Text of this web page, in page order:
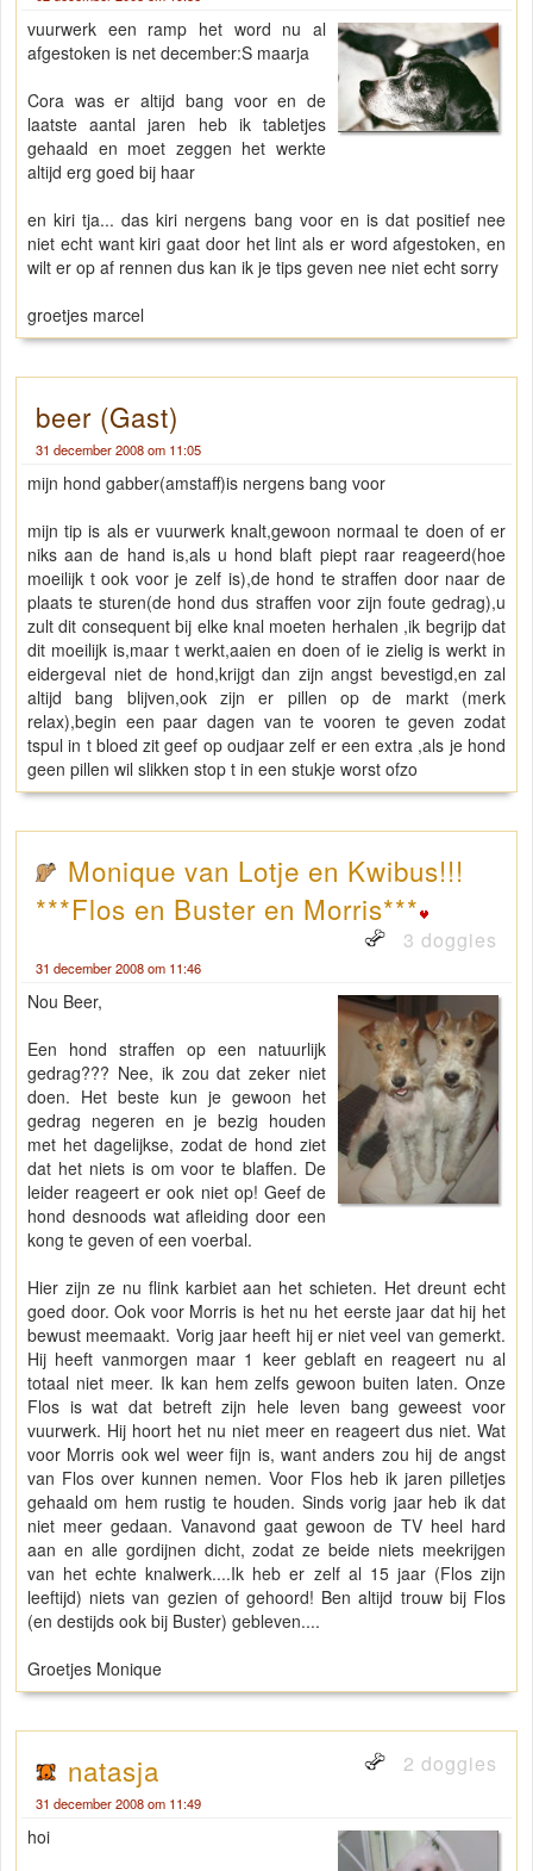
vuurwerk een ramp het word nu al
afgestoken is net december:S maarja
Cora was er altijd bang voor en de
laatste aantal jaren heb ik tabletjes
gehaald en moet zeggen het werkte
altijd erg goed bij haar
en kiri tja... das kiri nergens bang voor en is dat positief nee
niet echt want kiri gaat door het lint als er word afgestoken, en
wilt er op af rennen dus kan ik je tips geven nee niet echt sorry
groetjes marcel
beer (Gast)
31 december 2008 om 11:05
mijn hond gabber(amstaff)is nergens bang voor
mijn tip is als er vuurwerk knalt,gewoon normaal te doen of er
niks aan de hand is,als u hond blaft piept raar reageerd(hoe
moeilijk t ook voor je zelf is),de hond te straffen door naar de
plaats te sturen(de hond dus straffen voor zijn foute gedrag),u
zult dit consequent bij elke knal moeten herhalen ,ik begrijp dat
dit moeilijk is,maar t werkt,aaien en doen of ie zielig is werkt in
eidergeval niet de hond,krijgt dan zijn angst bevestigd,en zal
altijd bang blijven,ook zijn er pillen op de markt (merk
relax),begin een paar dagen van te vooren te geven zodat
tspul in t bloed zit geef op oudjaar zelf er een extra ,als je hond
geen pillen wil slikken stop t in een stukje worst ofzo
Monique van Lotje en Kwibus!!!
***Flos en Buster en Morris***
3 doggies
31 december 2008 om 11:46
Nou Beer,
Een hond straffen op een natuurlijk
gedrag??? Nee, ik zou dat zeker niet
doen. Het beste kun je gewoon het
gedrag negeren en je bezig houden
met het dagelijkse, zodat de hond ziet
dat het niets is om voor te blaffen. De
leider reageert er ook niet op! Geef de
hond desnoods wat afleiding door een
kong te geven of een voerbal.
Hier zijn ze nu flink karbiet aan het schieten. Het dreunt echt
goed door. Ook voor Morris is het nu het eerste jaar dat hij het
bewust meemaakt. Vorig jaar heeft hij er niet veel van gemerkt.
Hij heeft vanmorgen maar 1 keer geblaft en reageert nu al
totaal niet meer. Ik kan hem zelfs gewoon buiten laten. Onze
Flos is wat dat betreft zijn hele leven bang geweest voor
vuurwerk. Hij hoort het nu niet meer en reageert dus niet. Wat
voor Morris ook wel weer fijn is, want anders zou hij de angst
van Flos over kunnen nemen. Voor Flos heb ik jaren pilletjes
gehaald om hem rustig te houden. Sinds vorig jaar heb ik dat
niet meer gedaan. Vanavond gaat gewoon de TV heel hard
aan en alle gordijnen dicht, zodat ze beide niets meekrijgen
van het echte knalwerk....Ik heb er zelf al 15 jaar (Flos zijn
leeftijd) niets van gezien of gehoord! Ben altijd trouw bij Flos
(en destijds ook bij Buster) gebleven....
Groetjes Monique
natasja 2 doggies
31 december 2008 om 11:49
hoi